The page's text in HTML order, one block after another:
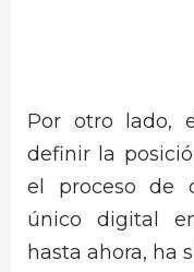
Por otro lado,
definir la
el proceso de
único digital
hasta ahora, ha